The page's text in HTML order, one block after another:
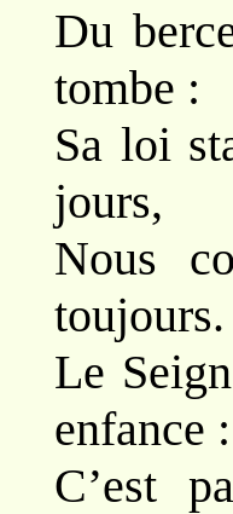
Du
tombe :
Sa loi
jours,
Nous
toujours.
Le
enfance :
C’est